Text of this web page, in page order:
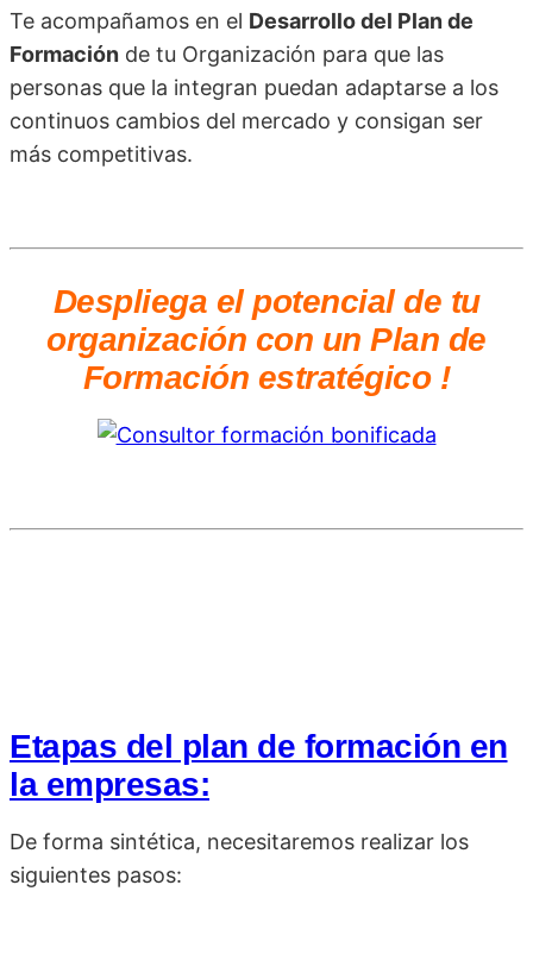
Te acompañamos en el Desarrollo del Plan de
Formación de tu Organización para que las
personas que la integran puedan adaptarse a los
continuos cambios del mercado y consigan ser
más competitivas.
Despliega el potencial de tu
organización con un Plan de
Formación estratégico !
Etapas del plan de formación en
la empresas:
De forma sintética, necesitaremos realizar los
siguientes pasos: